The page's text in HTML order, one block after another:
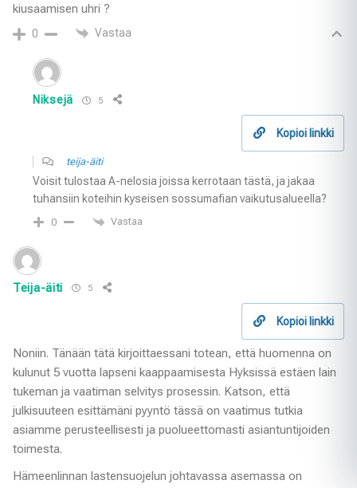
kiusaamisen uhri ?
0 Vastaa
Niksejä 5
Kopioi linkki
teija-äiti
Voisit tulostaa A-nelosia joissa kerrotaan tästä, ja jakaa
tuhansiin koteihin kyseisen sossumafian vaikutusalueella?
0 Vastaa
Teija-äiti 5
Kopioi linkki
Noniin. Tänään tätä kirjoittaessani totean, että huomenna on
kulunut 5 vuotta lapseni kaappaamisesta Hyksissä estäen lain
tukeman ja vaatiman selvitys prosessin. Katson, että
julkisuuteen esittämäni pyyntö tässä on vaatimus tutkia
asiamme perusteellisesti ja puolueettomasti asiantuntijoiden
toimesta.
Hämeenlinnan lastensuojelun johtavassa asemassa on